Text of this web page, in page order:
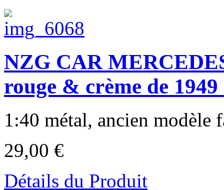
NZG CAR
rouge & crème de 1949
1:40 métal, ancien modèle
29,00 €
Détails du Produit